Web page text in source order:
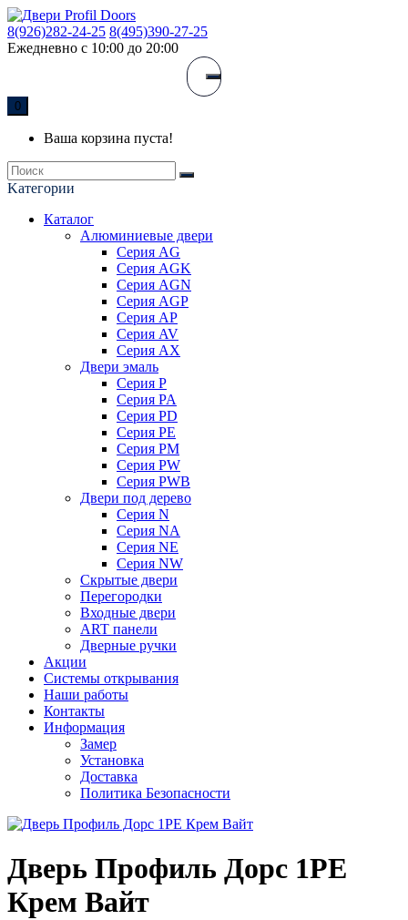
8(926)282-24-25 8(495)390-27-25
Ежедневно с 10:00 до 20:00
0
Ваша корзина пуста!
Kатегории
Каталог
Алюминиевые двери
Серия AG
Серия AGK
Серия AGN
Серия AGP
Серия AP
Серия AV
Серия AX
Двери эмаль
Серия P
Серия PA
Серия PD
Серия PE
Серия PM
Серия PW
Серия PWB
Двери под дерево
Серия N
Серия NA
Серия NE
Серия NW
Скрытые двери
Перегородки
Входные двери
ART панели
Дверные ручки
Акции
Системы открывания
Наши работы
Контакты
Информация
Замер
Установка
Доставка
Политика Безопасности
Дверь Профиль Дорс 1PE
Крем Вайт